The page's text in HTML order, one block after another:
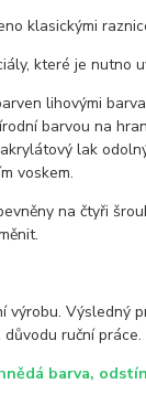
klasickými
které je nutno
lihovými
barvou na
lak
voskem.
na čtyři
výrobu. Výsledný
ruční práce.
barva,